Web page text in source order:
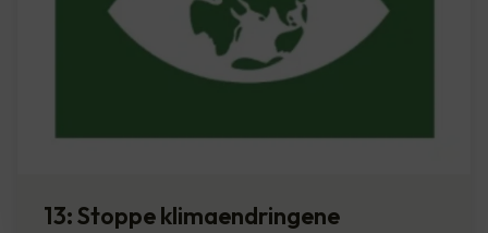
13: Stoppe klimaendringene